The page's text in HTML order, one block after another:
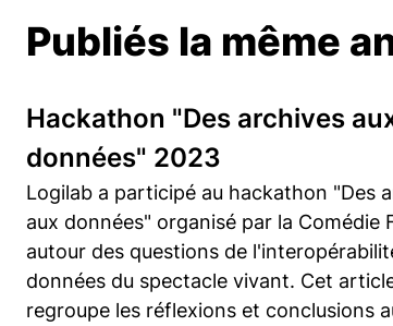
Publiés la même
Hackathon "Des archives
données" 2023
Logilab a participé au hackathon "Des
aux données" organisé par la Comédie
autour des questions de
données du spectacle vivant. Cet
regroupe les réflexions et conclusions